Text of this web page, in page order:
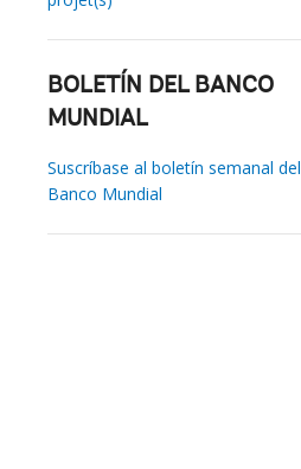
BOLETÍN DEL BANCO
MUNDIAL
Suscríbase al boletín semanal del
Banco Mundial